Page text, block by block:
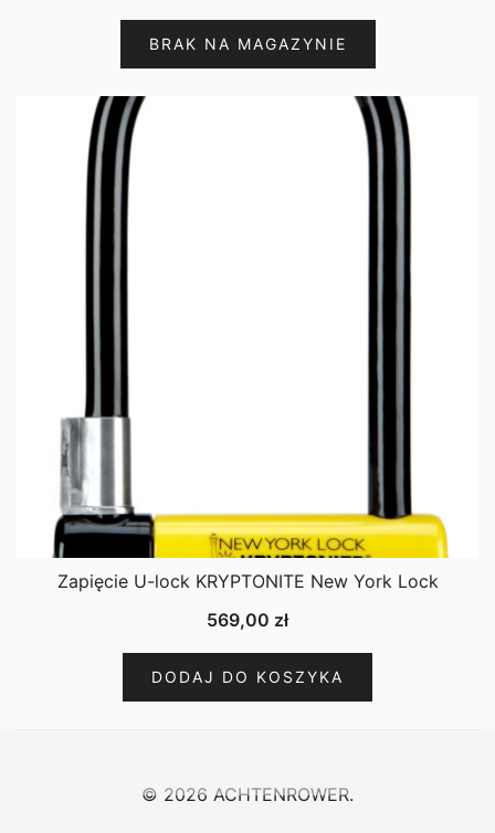
BRAK NA MAGAZYNIE
Zapięcie U-lock KRYPTONITE New York Lock
569,00 zł
DODAJ DO KOSZYKA
© 2026 ACHTENROWER.